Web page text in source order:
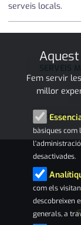
serveis locals.
SERVEIS
PALAU-
Fem servir
millor
bàsiques com
desactivades.
com els
descobreixen
generals, a